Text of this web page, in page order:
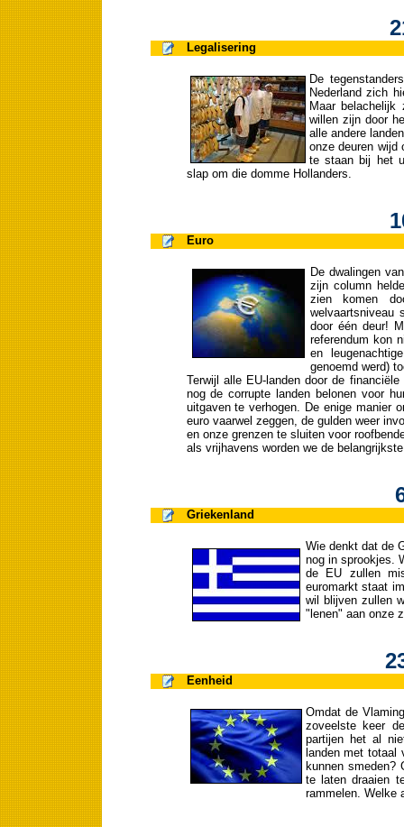
Legalisering
De
Nederland zich
Maar
willen zijn door
alle andere
onze deuren wijd
te staan bij het
slap om die domme Hollanders.
Euro
De dwalingen
zijn column
zien komen
welvaartsniveau
door één deur!
referendum kon
en
genoemd werd)
Terwijl alle EU-landen door de
nog de corrupte landen belonen voor
uitgaven te verhogen. De enige manier
euro vaarwel zeggen, de gulden weer
en onze grenzen te sluiten voor
als vrijhavens worden we de
Griekenland
Wie denkt dat de
nog in sprookjes.
de EU zullen
euromarkt staat
wil blijven zullen
"lenen" aan onze
Eenheid
Omdat de
zoveelste keer
partijen het al
landen met
kunnen smeden?
te laten draaien
rammelen. Welke